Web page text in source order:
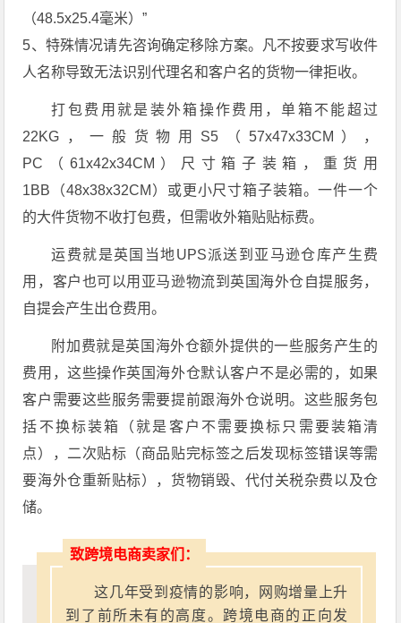
（48.5x25.4毫米）”
5、特殊情况请先咨询确定移除方案。凡不按要求写收件
人名称导致无法识别代理名和客户名的货物一律拒收。
打包费用就是装外箱操作费用，单箱不能超过
22KG，一般货物用S5（57x47x33CM），
PC（61x42x34CM）尺寸箱子装箱，重货用
1BB（48x38x32CM）或更小尺寸箱子装箱。一件一个
的大件货物不收打包费，但需收外箱贴贴标费。
运费就是英国当地UPS派送到亚马逊仓库产生费
用，客户也可以用亚马逊物流到英国海外仓自提服务，
自提会产生出仓费用。
附加费就是英国海外仓额外提供的一些服务产生的
费用，这些操作英国海外仓默认客户不是必需的，如果
客户需要这些服务需要提前跟海外仓说明。这些服务包
括不换标装箱（就是客户不需要换标只需要装箱清
点），二次贴标（商品贴完标签之后发现标签错误等需
要海外仓重新贴标），货物销毁、代付关税杂费以及仓
储。
致跨境电商卖家们：
这几年受到疫情的影响，网购增量上升
到了前所未有的高度。跨境电商的正向发